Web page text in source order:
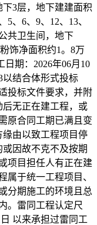
下3层，地下建建面积
、6、9、12、13、
共卫生间，地下
饰净面积约1。8万
期：2026年06月10
以结合体形式投标
投标文件要求，并附
无正在建工程，或
原合同工期已满且变
由以致工程项目停
因故不克不及按期
项目担任人有正在建
属于统一工程项目、
分期施工的环境且总
。雷同工程认定尺
以来承担过雷同工